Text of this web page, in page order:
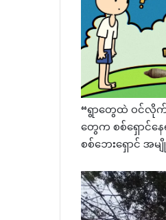
“ရွာတွေထဲ ဝင်လို
တွေက စစ်ရှောင်
စစ်ဘေးရှောင် အ